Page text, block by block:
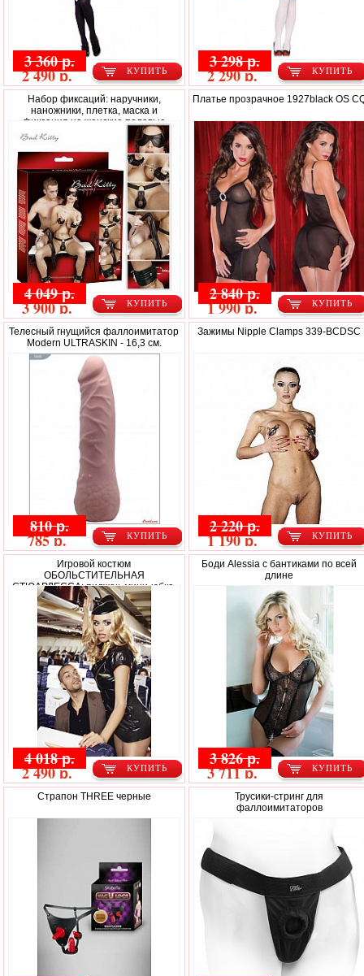
КУПИТЬ
3 360 р.
2 490 р. КУПИТЬ
3 298 р.
2 290 р.
Набор фиксаций: наручники,
наножники, плетка, маска и
фиксация на женские половые
КУПИТЬ
4 049 р.
3 900 р.
Платье прозрачное 1927black OS
КУПИТЬ
2 840 р.
1 990 р.
Телесный гнущийся фаллоимитатор
Modern ULTRASKIN - 16,3 см.
КУПИТЬ
810 р.
785 р.
Зажимы Nipple Clamps 339-BCDSC
КУПИТЬ
2 220 р.
1 190 р.
Игровой костюм
ОБОЛЬСТИТЕЛЬНАЯ
СТЮАРДЕССА: пиджак, мини-юбка,
значок, галстук и пилотка
КУПИТЬ
4 018 р.
2 490 р.
Боди Alessia с бантиками по всей
длине
КУПИТЬ
3 826 р.
3 711 р.
Страпон THREE черные
Трусики-стринг для
фаллоимитаторов